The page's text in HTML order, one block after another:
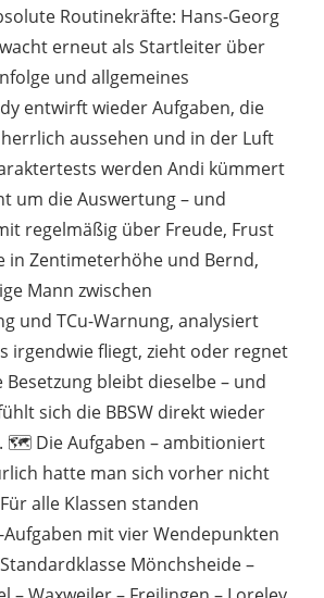
Routinekräfte: Hans-Georg
erneut als Startleiter über
und allgemeines
entwirft wieder Aufgaben, die
aussehen und in der Luft
werden Andi kümmert
um die Auswertung – und
regelmäßig über Freude, Frust
in Zentimeterhöhe und Bernd,
Mann zwischen
und TCu-Warnung, analysiert
irgendwie fliegt, zieht oder regnet
Besetzung bleibt dieselbe – und
sich die BBSW direkt wieder
🗺️ Die Aufgaben – ambitioniert
hatte man sich vorher nicht
alle Klassen standen
Aufgaben mit vier Wendepunkten
Mönchsheide –